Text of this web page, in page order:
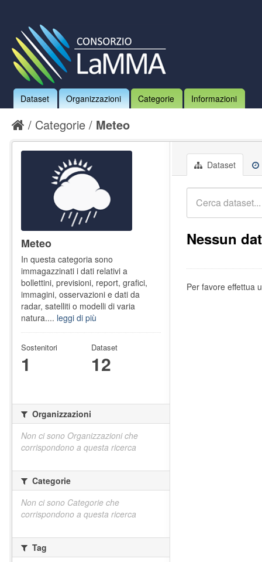
Dataset Organizzazioni Categorie Informazioni
Categorie Meteo
Dataset
Nessun
Per favore effettua
Meteo
In questa categoria sono
immagazzinati i dati relativi a
bollettini, previsioni, report, grafici,
immagini, osservazioni e dati da
radar, satelliti o modelli di varia
natura.... leggi di più
Sostenitori
1
Dataset
12
Organizzazioni
Non ci sono Organizzazioni che
corrispondono a questa ricerca
Categorie
Non ci sono Categorie che
corrispondono a questa ricerca
Tag